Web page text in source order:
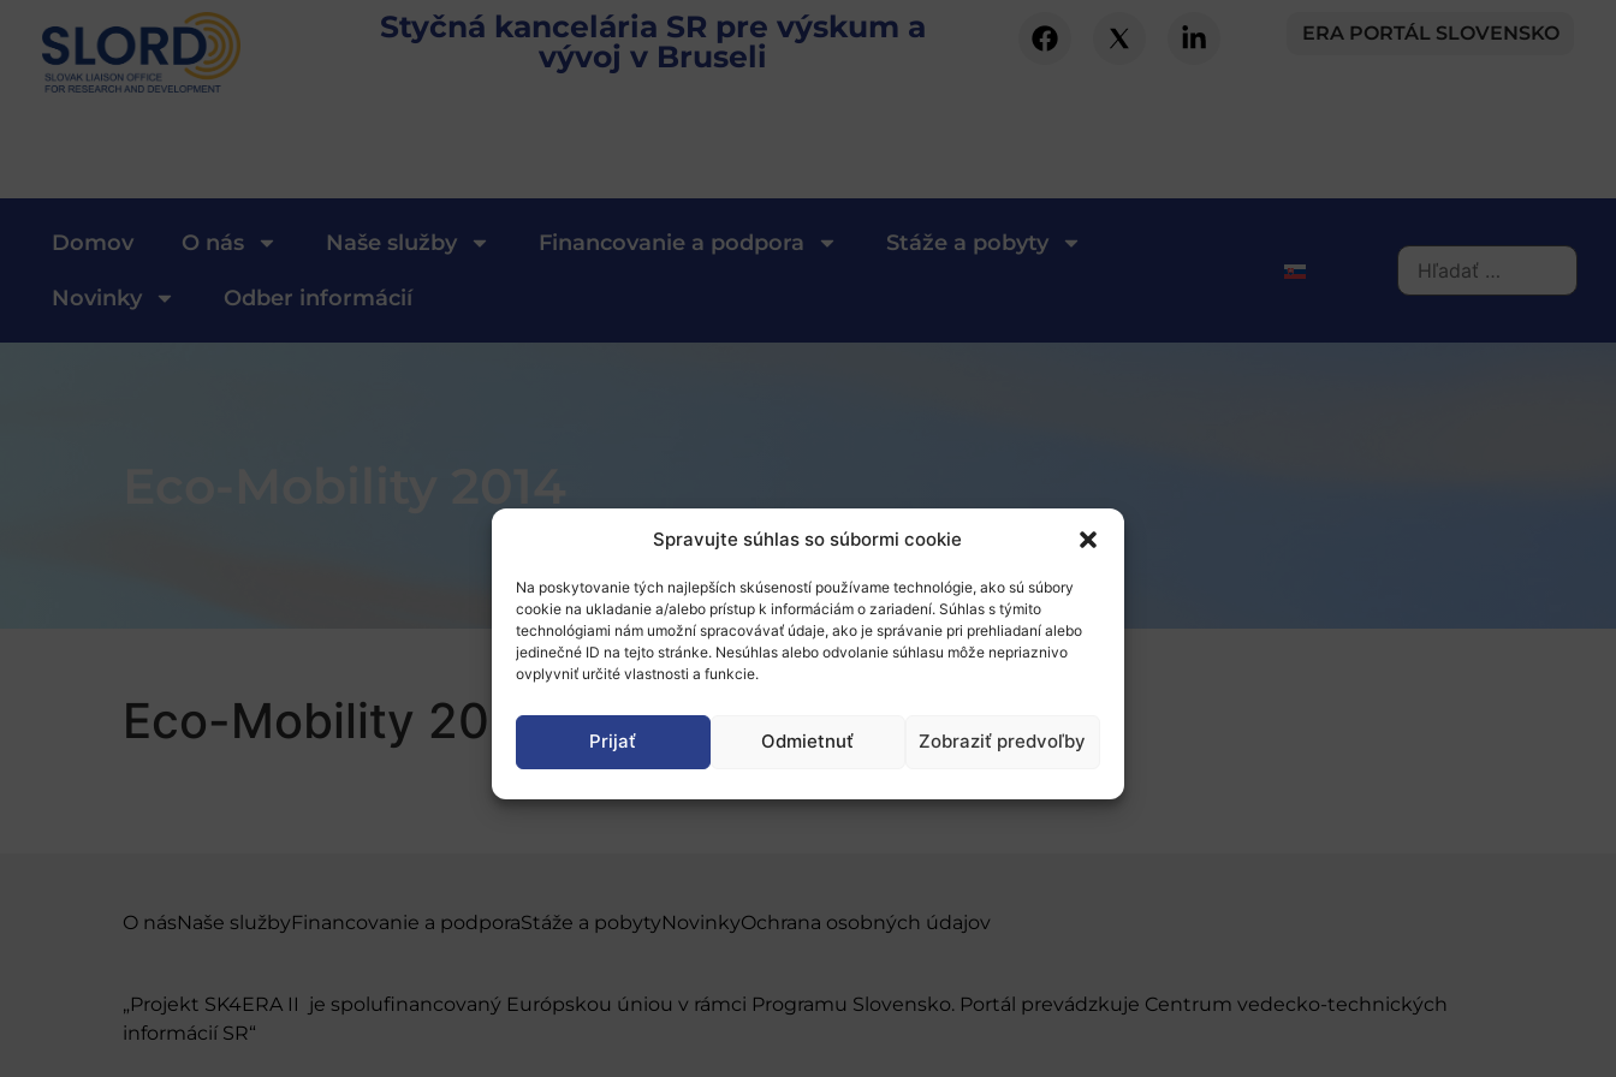
Spravujte súhlas so súbormi cookie
Na poskytovanie tých najlepších skúseností používame technológie, ako sú súbory
cookie na ukladanie a/alebo prístup k informáciám o zariadení. Súhlas s týmito
technológiami nám umožní spracovávať údaje, ako je správanie pri prehliadaní alebo
jedinečné ID na tejto stránke. Nesúhlas alebo odvolanie súhlasu môže nepriaznivo
ovplyvniť určité vlastnosti a funkcie.
Prijať Odmietnuť Zobraziť predvoľby
Styčná kancelária SR pre výskum a
vývoj v Bruseli
ERA PORTÁL SLOVENSKO
Domov O nás Naše služby Financovanie a podpora Stáže a pobyty
Novinky Odber informácií
Eco-Mobility 2014
O násNaše službyFinancovanie a podporaStáže a pobytyNovinkyOchrana osobných údajov
„Projekt SK4ERA II je spolufinancovaný Európskou úniou v rámci Programu Slovensko. Portál prevádzkuje Centrum vedecko-technických
informácií SR“